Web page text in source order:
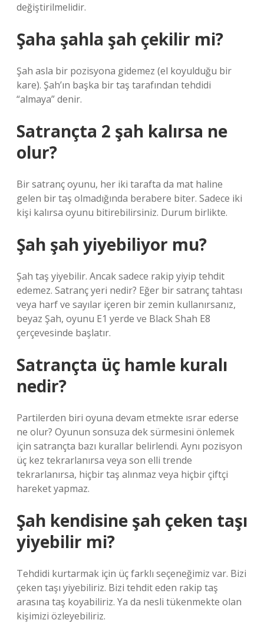
değiştirilmelidir.
Şaha şahla şah çekilir mi?
Şah asla bir pozisyona gidemez (el koyulduğu bir
kare). Şah’ın başka bir taş tarafından tehdidi
“almaya” denir.
Satrançta 2 şah kalırsa ne
olur?
Bir satranç oyunu, her iki tarafta da mat haline
gelen bir taş olmadığında berabere biter. Sadece iki
kişi kalırsa oyunu bitirebilirsiniz. Durum birlikte.
Şah şah yiyebiliyor mu?
Şah taş yiyebilir. Ancak sadece rakip yiyip tehdit
edemez. Satranç yeri nedir? Eğer bir satranç tahtası
veya harf ve sayılar içeren bir zemin kullanırsanız,
beyaz Şah, oyunu E1 yerde ve Black Shah E8
çerçevesinde başlatır.
Satrançta üç hamle kuralı
nedir?
Partilerden biri oyuna devam etmekte ısrar ederse
ne olur? Oyunun sonsuza dek sürmesini önlemek
için satrançta bazı kurallar belirlendi. Aynı pozisyon
üç kez tekrarlanırsa veya son elli trende
tekrarlanırsa, hiçbir taş alınmaz veya hiçbir çiftçi
hareket yapmaz.
Şah kendisine şah çeken taşı
yiyebilir mi?
Tehdidi kurtarmak için üç farklı seçeneğimiz var. Bizi
çeken taşı yiyebiliriz. Bizi tehdit eden rakip taş
arasına taş koyabiliriz. Ya da nesli tükenmekte olan
kişimizi özleyebiliriz.